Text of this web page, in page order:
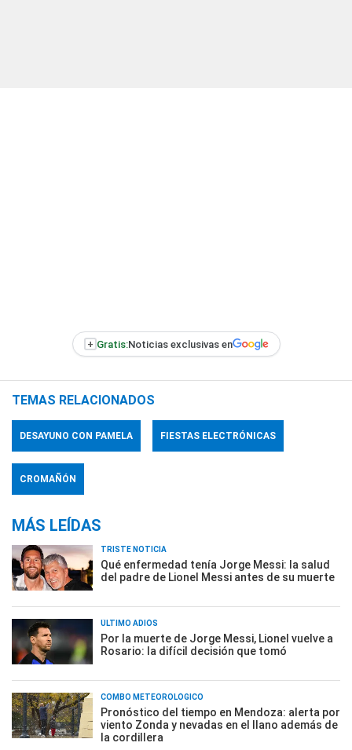
+ Gratis:Noticias exclusivas en
TEMAS RELACIONADOS
DESAYUNO CON PAMELA FIESTAS ELECTRÓNICAS
CROMAÑÓN
MÁS LEÍDAS
TRISTE NOTICIA
Qué enfermedad tenía Jorge Messi: la salud
del padre de Lionel Messi antes de su muerte
ÚLTIMO ADIÓS
Por la muerte de Jorge Messi, Lionel vuelve a
Rosario: la difícil decisión que tomó
COMBO METEOROLÓGICO
Pronóstico del tiempo en Mendoza: alerta por
viento Zonda y nevadas en el llano además de
la cordillera